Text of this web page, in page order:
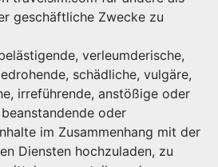
geschäftliche Zwecke zu
verleumderische,
schädliche, vulgäre,
irreführende, anstößige oder
oder
im Zusammenhang mit der
Diensten hochzuladen, zu